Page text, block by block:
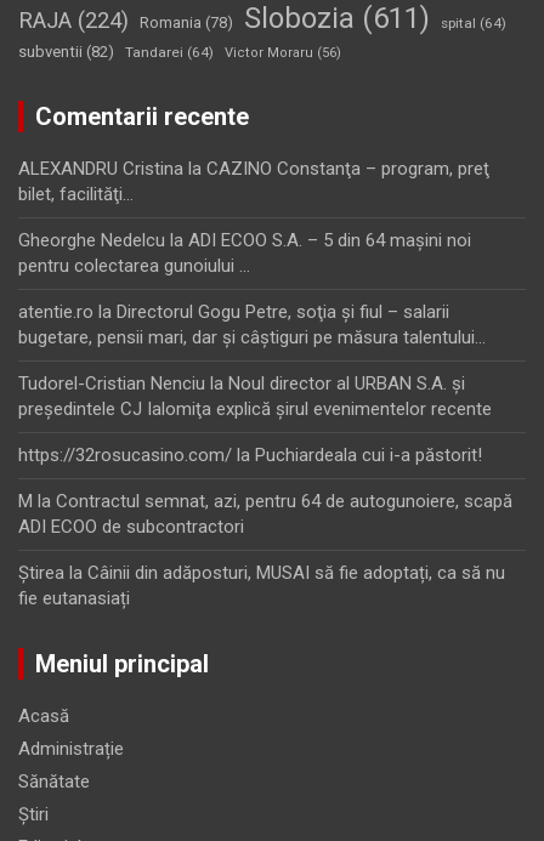
RAJA (224) Romania (78) Slobozia (611) spital (64)
subventii (82) Tandarei (64) Victor Moraru (56)
Comentarii recente
ALEXANDRU Cristina la CAZINO Constanţa – program, preţ
bilet, facilităţi…
Gheorghe Nedelcu la ADI ECOO S.A. – 5 din 64 maşini noi
pentru colectarea gunoiului …
atentie.ro la Directorul Gogu Petre, soţia şi fiul – salarii
bugetare, pensii mari, dar şi câştiguri pe măsura talentului…
Tudorel-Cristian Nenciu la Noul director al URBAN S.A. şi
preşedintele CJ Ialomiţa explică şirul evenimentelor recente
https://32rosucasino.com/ la Puchiardeala cui i-a păstorit!
M la Contractul semnat, azi, pentru 64 de autogunoiere, scapă
ADI ECOO de subcontractori
Ştirea la Câinii din adăposturi, MUSAI să fie adoptați, ca să nu
fie eutanasiați
Meniul principal
Acasă
Administrație
Sănătate
Știri